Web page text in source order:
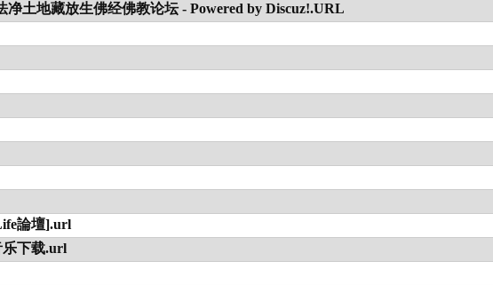
土地藏放生佛经佛教论坛 - Powered by Discuz!.URL
論壇].url
乐下载.url